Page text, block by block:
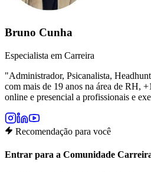
Bruno Cunha
Especialista em Carreira
"Administrador, Psicanalista,
com mais de 19 anos na área de RH,
online e presencial a profissionais e
Recomendação para você
Entrar para a Comunidade